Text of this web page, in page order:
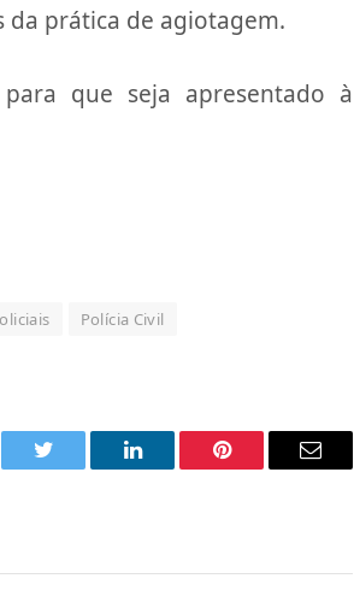
da prática de agiotagem.
que seja apresentado à
Polícia Civil
Twitter LinkedIn Pinterest Email